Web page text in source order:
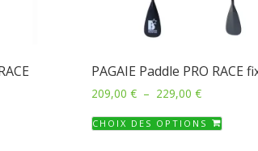
PAGAIE Paddle PRO RACE
209,00€ – 229,00€Plage
prix :
CHOIX DES OPTIONS
Ce
produit